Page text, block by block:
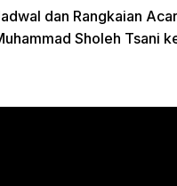
dan Rangkaian
Sholeh Tsani